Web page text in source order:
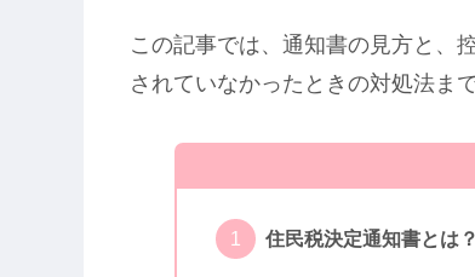
この記事では、通知書の見方と、
されていなかったときの対処法ま
住民税決定通知書とは